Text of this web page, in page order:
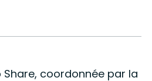
Share, coordonnée par la